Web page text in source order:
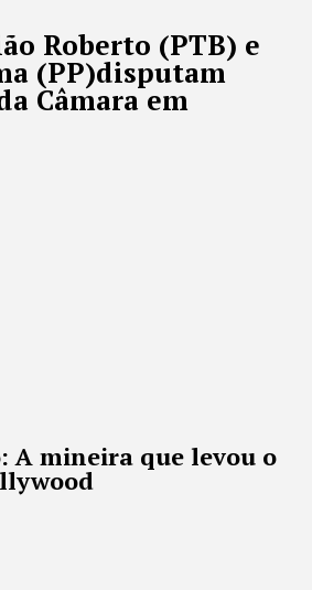
Roberto (PTB) e
(PP)disputam
Câmara em
A mineira que levou o